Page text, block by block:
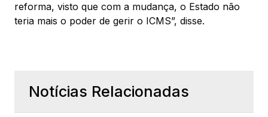
reforma, visto que com a mudança, o Estado não
teria mais o poder de gerir o ICMS”, disse.
Notícias Relacionadas